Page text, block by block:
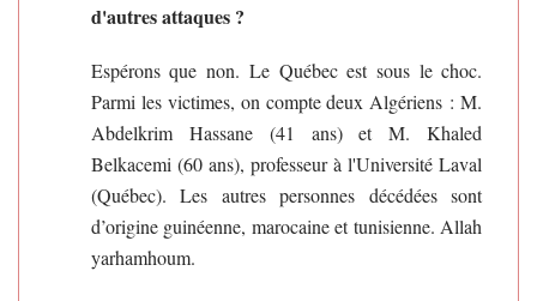
d'autres attaques ?
Espérons que non. Le Québec est sous le choc.
Parmi les victimes, on compte deux Algériens : M.
Abdelkrim Hassane (41 ans) et M. Khaled
Belkacemi (60 ans), professeur à l'Université Laval
(Québec). Les autres personnes décédées sont
d’origine guinéenne, marocaine et tunisienne. Allah
yarhamhoum.